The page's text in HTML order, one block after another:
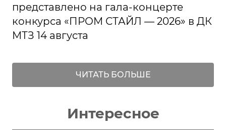
представлено на гала-концерте
конкурса «ПРОМ СТАЙЛ — 2026» в ДК
МТЗ 14 августа
ЧИТАТЬ БОЛЬШЕ
Интересное